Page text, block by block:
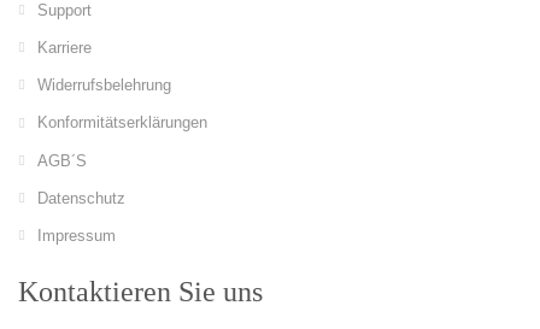
Support
Karriere
Widerrufsbelehrung
Konformitätserklärungen
AGB´S
Datenschutz
Impressum
Kontaktieren Sie uns